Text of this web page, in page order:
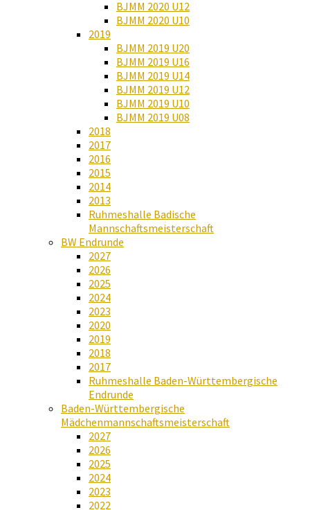
BJMM 2020 U12
BJMM 2020 U10
2019
BJMM 2019 U20
BJMM 2019 U16
BJMM 2019 U14
BJMM 2019 U12
BJMM 2019 U10
BJMM 2019 U08
2018
2017
2016
2015
2014
2013
Ruhmeshalle Badische
Mannschaftsmeisterschaft
BW Endrunde
2027
2026
2025
2024
2023
2020
2019
2018
2017
Ruhmeshalle Baden-Württembergische
Endrunde
Baden-Württembergische
Mädchenmannschaftsmeisterschaft
2027
2026
2025
2024
2023
2022